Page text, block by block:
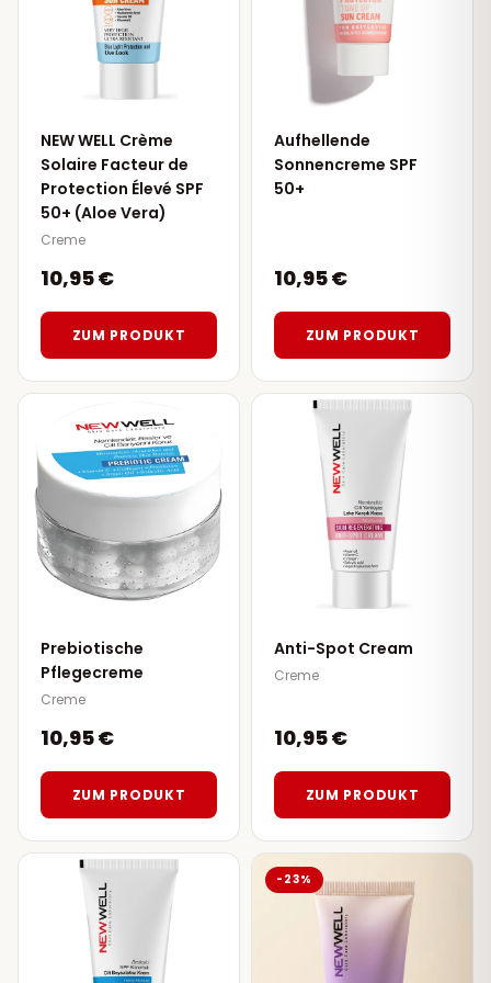
NEW WELL Crème
Solaire Facteur de
Protection Élevé SPF
50+ (Aloe Vera)
Creme
10,95 €
ZUM PRODUKT
Aufhellende
Sonnencreme SPF
50+
10,95 €
ZUM PRODUKT
Prebiotische
Pflegecreme
Creme
10,95 €
ZUM PRODUKT
Anti-Spot Cream
Creme
10,95 €
ZUM PRODUKT
-23%